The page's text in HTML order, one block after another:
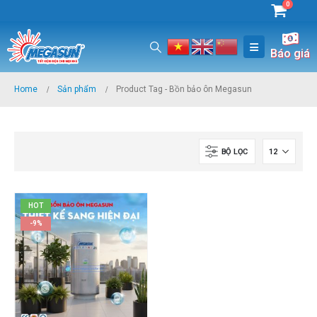
0
Báo giá
Home Sản phẩm Product Tag - Bồn bảo ôn Megasun
BỘ LỌC
HOT
-9%